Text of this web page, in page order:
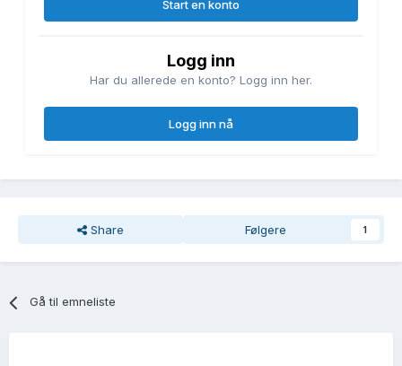
Start en konto
Logg inn
Har du allerede en konto? Logg inn her.
Logg inn nå
Share Følgere 1
Gå til emneliste